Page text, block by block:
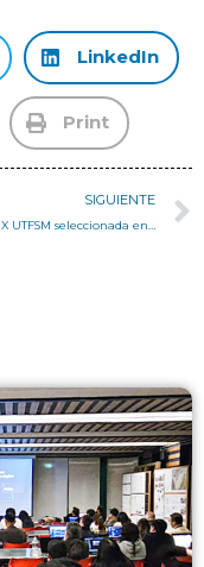
LinkedIn
Print
SIGUIENTE